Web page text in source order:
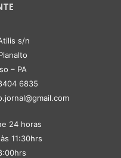
s/n
– PA
6835
24 horas
11:30hrs